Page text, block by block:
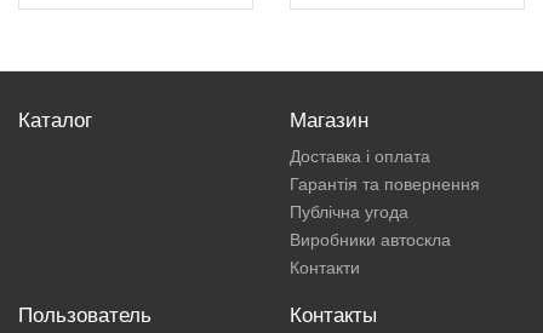
Каталог Магазин
Доставка і оплата
Гарантія та повернення
Публічна угода
Виробники автоскла
Контакти
Пользователь Контакты